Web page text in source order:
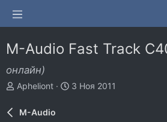
M-Audio Fast Track
онлайн)
А
т
Apheliont
Д
3 Ноя 2011
M-Audio